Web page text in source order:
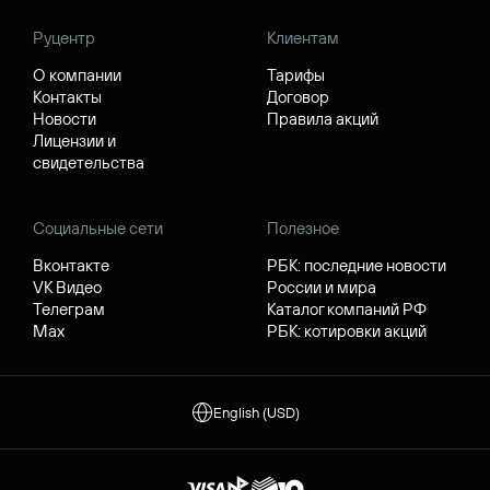
Руцентр
О компании
Контакты
Новости
Лицензии и
свидетельства
Клиентам
Тарифы
Договор
Правила акций
Социальные сети
Вконтакте
VK Видео
Телеграм
Max
Полезное
РБК: последние новости
России и мира
Каталог компаний РФ
РБК: котировки акций
English (USD)